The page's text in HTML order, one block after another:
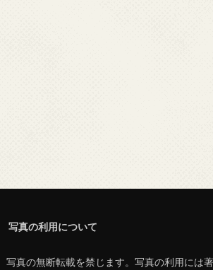
写真の利用について
写真の無断転載を禁じます。写真の利用には